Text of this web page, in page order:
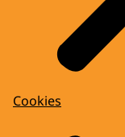
Cookies